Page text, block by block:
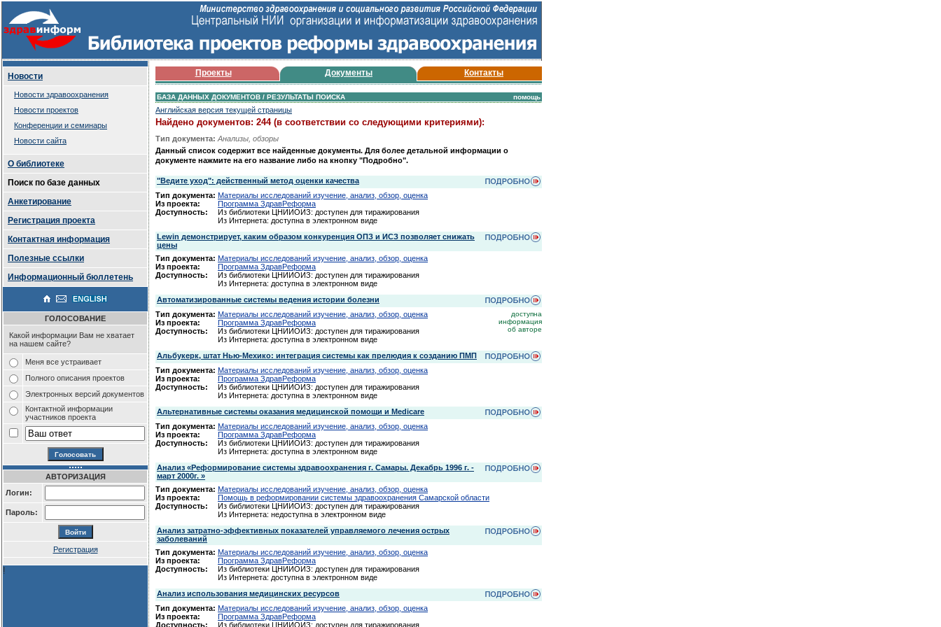
Новости
Новости здравоохранения
Новости проектов
Конференции и семинары
Новости сайта
О библиотеке
Поиск по базе данных
Анкетирование
Регистрация проекта
Контактная информация
Полезные ссылки
Информационный бюллетень
ГОЛОСОВАНИЕ
Какой информации Вам не хватает
на нашем сайте?
Меня все устраивает
Полного описания проектов
Электронных версий документов
Контактной информации
участников проекта
АВТОРИЗАЦИЯ
Логин:
Пароль:
Регистрация
!
Проекты Документы Контакты
БАЗА ДАННЫХ ДОКУМЕНТОВ / РЕЗУЛЬТАТЫ ПОИСКА помощь
Английская версия текущей страницы
Найдено документов: 244 (в соответствии со следующими критериями):
Тип документа: Анализы, обзоры
Данный список содержит все найденные документы. Для более детальной информации о
документе нажмите на его название либо на кнопку "Подробно".
"Ведите уход": действенный метод оценки качества
Тип документа: Материалы исследований изучение, анализ, обзор, оценка
Из проекта:
Программа ЗдравРеформа
Доступность:
Из библиотеки ЦНИИОИЗ: доступен для тиражирования
Из Интернета: доступна в электронном виде
Lewin демонстрирует, каким образом конкуренция ОПЗ и ИСЗ позволяет снижать
цены
Тип документа: Материалы исследований изучение, анализ, обзор, оценка
Из проекта:
Программа ЗдравРеформа
Доступность:
Из библиотеки ЦНИИОИЗ: доступен для тиражирования
Из Интернета: доступна в электронном виде
Автоматизированные системы ведения истории болезни
Тип документа: Материалы исследований изучение, анализ, обзор, оценка
доступна
информация
об авторе
Из проекта:
Программа ЗдравРеформа
Доступность:
Из библиотеки ЦНИИОИЗ: доступен для тиражирования
Из Интернета: доступна в электронном виде
Альбукерк, штат Нью-Мехико: интеграция системы как прелюдия к созданию ПМП
Тип документа: Материалы исследований изучение, анализ, обзор, оценка
Из проекта:
Программа ЗдравРеформа
Доступность:
Из библиотеки ЦНИИОИЗ: доступен для тиражирования
Из Интернета: доступна в электронном виде
Альтернативные системы оказания медицинской помощи и Medicare
Тип документа: Материалы исследований изучение, анализ, обзор, оценка
Из проекта:
Программа ЗдравРеформа
Доступность:
Из библиотеки ЦНИИОИЗ: доступен для тиражирования
Из Интернета: доступна в электронном виде
Анализ «Реформирование системы здравоохранения г. Самары. Декабрь 1996 г. -
март 2000г. »
Тип документа: Материалы исследований изучение, анализ, обзор, оценка
Из проекта:
Помощь в реформировании системы здравоохранения Самарской области
Доступность:
Из библиотеки ЦНИИОИЗ: доступен для тиражирования
Из Интернета: недоступна в электронном виде
Анализ затратно-эффективных показателей управляемого лечения острых
заболеваний
Тип документа: Материалы исследований изучение, анализ, обзор, оценка
Из проекта:
Программа ЗдравРеформа
Доступность:
Из библиотеки ЦНИИОИЗ: доступен для тиражирования
Из Интернета: доступна в электронном виде
Анализ использования медицинских ресурсов
Тип документа: Материалы исследований изучение, анализ, обзор, оценка
Из проекта:
Программа ЗдравРеформа
Доступность:
Из библиотеки ЦНИИОИЗ: доступен для тиражирования